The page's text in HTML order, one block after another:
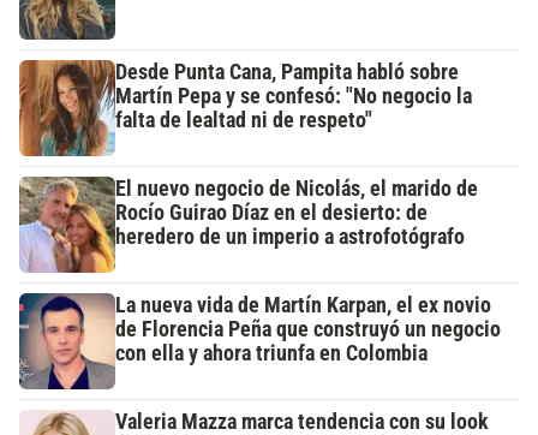
Desde Punta Cana, Pampita habló sobre
Martín Pepa y se confesó: "No negocio la
falta de lealtad ni de respeto"
El nuevo negocio de Nicolás, el marido de
Rocío Guirao Díaz en el desierto: de
heredero de un imperio a astrofotógrafo
La nueva vida de Martín Karpan, el ex novio
de Florencia Peña que construyó un negocio
con ella y ahora triunfa en Colombia
Valeria Mazza marca tendencia con su look